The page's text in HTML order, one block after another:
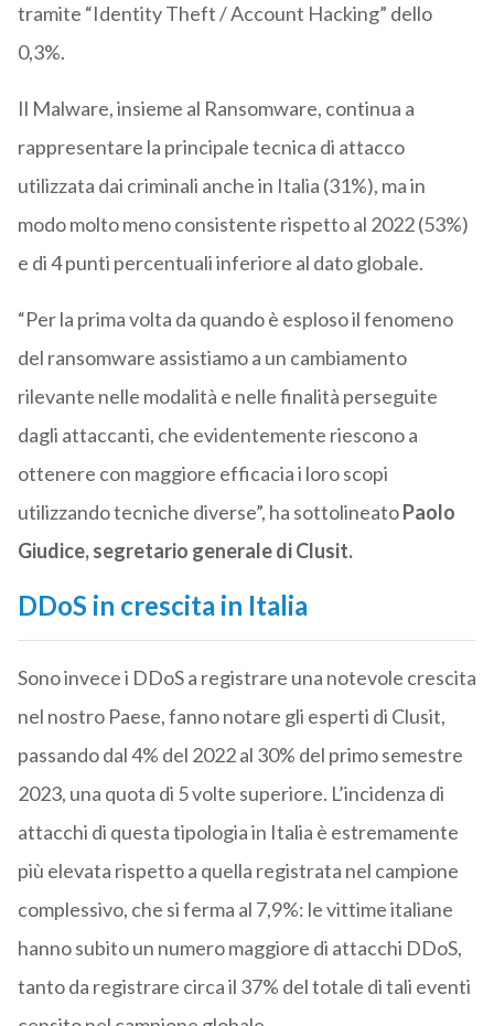
tramite “Identity Theft / Account Hacking” dello
0,3%.
Il Malware, insieme al Ransomware, continua a
rappresentare la principale tecnica di attacco
utilizzata dai criminali anche in Italia (31%), ma in
modo molto meno consistente rispetto al 2022 (53%)
e di 4 punti percentuali inferiore al dato globale.
“Per la prima volta da quando è esploso il fenomeno
del ransomware assistiamo a un cambiamento
rilevante nelle modalità e nelle finalità perseguite
dagli attaccanti, che evidentemente riescono a
ottenere con maggiore efficacia i loro scopi
utilizzando tecniche diverse”, ha sottolineatoPaolo
Giudice, segretario generale di Clusit.
DDoS in crescita in Italia
Sono invece i DDoS a registrare una notevole crescita
nel nostro Paese, fanno notare gli esperti di Clusit,
passando dal 4% del 2022 al 30% del primo semestre
2023, una quota di 5 volte superiore. L’incidenza di
attacchi di questa tipologia in Italia è estremamente
più elevata rispetto a quella registrata nel campione
complessivo, che si ferma al 7,9%: le vittime italiane
hanno subito un numero maggiore di attacchi DDoS,
tanto da registrare circa il 37% del totale di tali eventi